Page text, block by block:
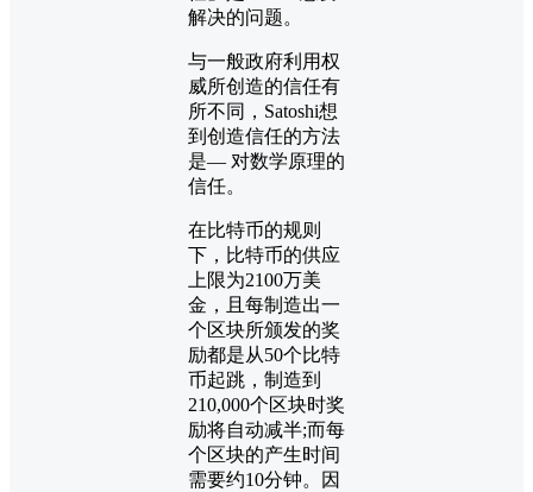
解决的问题。
与一般政府利用权
威所创造的信任有
所不同，Satoshi想
到创造信任的方法
是— 对数学原理的
信任。
在比特币的规则
下，比特币的供应
上限为2100万美
金，且每制造出一
个区块所颁发的奖
励都是从50个比特
币起跳，制造到
210,000个区块时奖
励将自动减半;而每
个区块的产生时间
需要约10分钟。因